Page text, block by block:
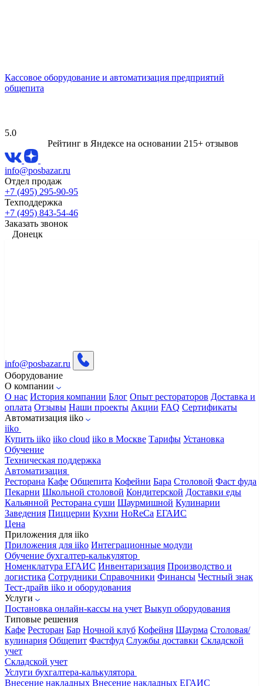
Кассовое оборудование и автоматизация предприятий
общепита
5.0
Рейтинг в Яндексе на основании 215+ отзывов
info@posbazar.ru
Отдел продаж
+7 (495) 295-90-95
Техподдержка
+7 (495) 843-54-46
Заказать звонок
Донецк
info@posbazar.ru
Оборудование
О компании
О нас История компании Блог Опыт рестораторов Доставка и
оплата Отзывы Наши проекты Акции FAQ Сертификаты
Автоматизация iiko
iiko
Купить iiko iiko cloud iiko в Москве Тарифы Установка
Обучение
Техническая поддержка
Автоматизация
Ресторана Кафе Общепита Кофейни Бара Столовой Фаст фуда
Пекарни Школьной столовой Кондитерской Доставки еды
Кальянной Ресторана суши Шаурмишной Кулинарии
Заведения Пиццерии Кухни HoReCa ЕГАИС
Цена
Приложения для iiko
Приложения для iiko Интеграционные модули
Обучение бухгалтер-калькулятор
Номенклатура ЕГАИС Инвентаризация Производство и
логистика Сотрудники Справочники Финансы Честный знак
Тест-драйв iiko и оборудования
Услуги
Постановка онлайн-кассы на учет Выкуп оборудования
Типовые решения
Кафе Ресторан Бар Ночной клуб Кофейня Шаурма Столовая/
кулинария Общепит Фастфуд Службы доставки Складской
учет
Складской учет
Услуги бухгалтера-калькулятора
Внесение накладных Внесение накладных ЕГАИС